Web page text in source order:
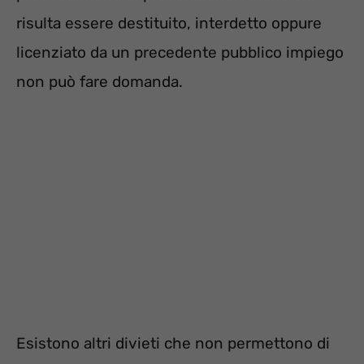
risulta essere destituito, interdetto oppure
licenziato da un precedente pubblico impiego
non può fare domanda.
Esistono altri divieti che non permettono di